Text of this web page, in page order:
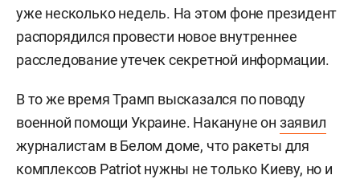
уже несколько недель. На этом фоне президент
распорядился провести новое внутреннее
расследование утечек секретной информации.
В то же время Трамп высказался по поводу
военной помощи Украине. Накануне он заявил
журналистам в Белом доме, что ракеты для
комплексов Patriot нужны не только Киеву, но и